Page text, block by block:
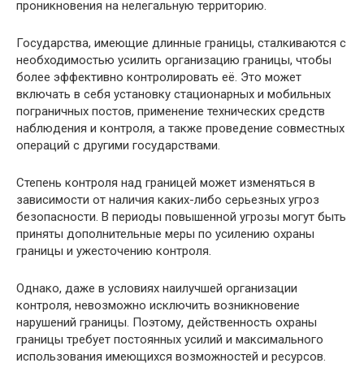
проникновения на нелегальную территорию.
Государства, имеющие длинные границы, сталкиваются с
необходимостью усилить организацию границы, чтобы
более эффективно контролировать её. Это может
включать в себя установку стационарных и мобильных
пограничных постов, применение технических средств
наблюдения и контроля, а также проведение совместных
операций с другими государствами.
Степень контроля над границей может изменяться в
зависимости от наличия каких-либо серьезных угроз
безопасности. В периоды повышенной угрозы могут быть
приняты дополнительные меры по усилению охраны
границы и ужесточению контроля.
Однако, даже в условиях наилучшей организации
контроля, невозможно исключить возникновение
нарушений границы. Поэтому, действенность охраны
границы требует постоянных усилий и максимального
использования имеющихся возможностей и ресурсов.